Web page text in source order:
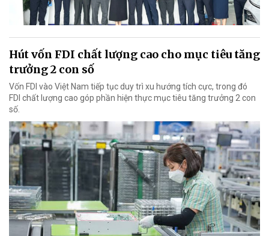
Hút vốn FDI chất lượng cao cho mục tiêu tăng
trưởng 2 con số
Vốn FDI vào Việt Nam tiếp tục duy trì xu hướng tích cực, trong đó
FDI chất lượng cao góp phần hiện thực mục tiêu tăng trưởng 2 con
số.